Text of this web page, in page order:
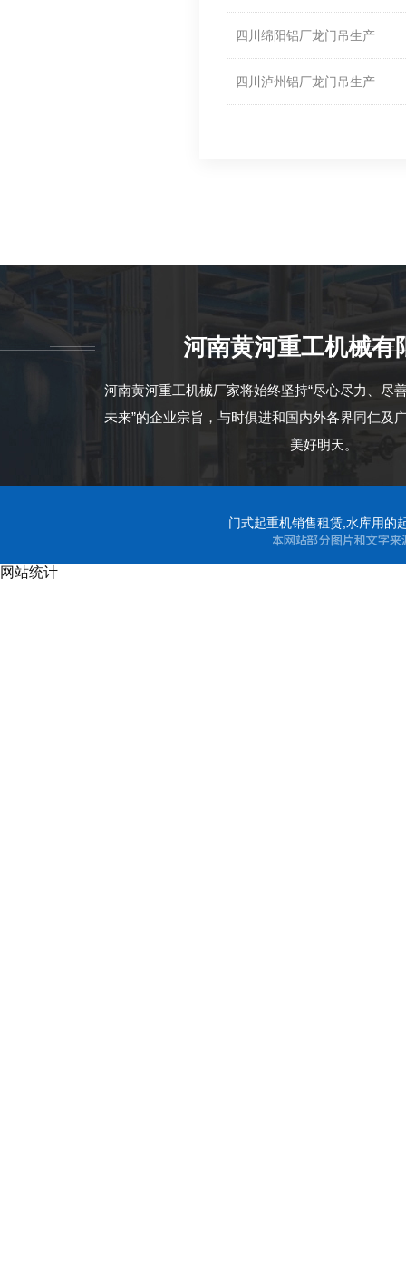
四川绵阳铝厂龙门吊生产
四川泸州铝厂龙门吊生产
河南黄河重工机械有
河南黄河重工机械厂家将始终坚持“尽心尽力、尽
未来”的企业宗旨，与时俱进和国内外各界同仁及
美好明天。
门式起重机销售租赁,水库用的
网站统计